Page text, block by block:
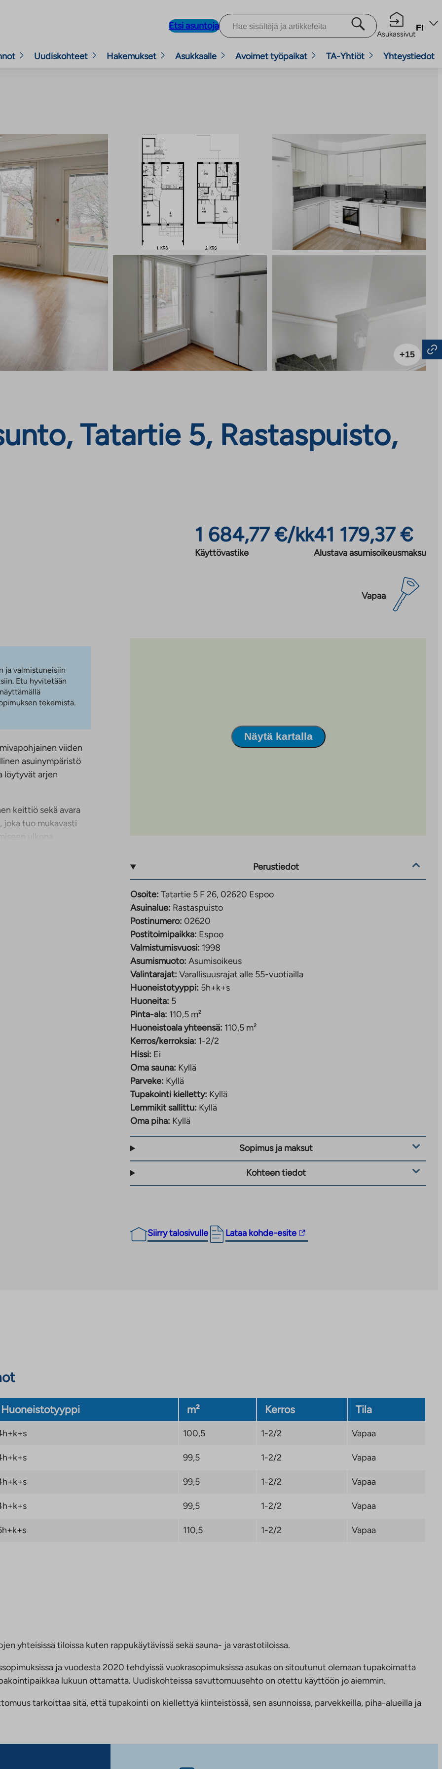
Etsi asuntoja
Asukassivut
FI
Uudiskohteet Hakemukset Asukkaalle Avoimet työpaikat TA-Yhtiöt Yhteystiedot
+15
Tatartie 5, Rastaspuisto,
1 684,77 €/kk
Käyttövastike
41 179,37 €
Alustava asumisoikeusmaksu
Vapaa
ja valmistuneisiin
Etu hyvitetään
tekemistä.
viiden
asuinympäristö
löytyvät arjen
keittiö sekä avara
joka tuo mukavasti
ulkona.
parveke. Sauna
jakautuvat tilat
asumisen
50 Mbit/s
Espoon
Näytä kartalla
Perustiedot
Osoite: Tatartie 5 F 26, 02620 Espoo
Asuinalue: Rastaspuisto
Postinumero: 02620
Postitoimipaikka: Espoo
Valmistumisvuosi: 1998
Asumismuoto: Asumisoikeus
Valintarajat: Varallisuusrajat alle 55-vuotiailla
Huoneistotyyppi: 5h+k+s
Huoneita: 5
Pinta-ala: 110,5 m²
Huoneistoala yhteensä: 110,5 m²
Kerros/kerroksia: 1-2/2
Hissi: Ei
Oma sauna: Kyllä
Parveke: Kyllä
Tupakointi kielletty: Kyllä
Lemmikit sallittu: Kyllä
Oma piha: Kyllä
Sopimus ja maksut
Kohteen tiedot
Siirry talosivulle Lataa kohde-esite
Linkki
vie
Huoneistotyyppi m² Kerros Tila
100,5 1-2/2 Vapaa
99,5 1-2/2 Vapaa
99,5 1-2/2 Vapaa
99,5 1-2/2 Vapaa
110,5 1-2/2 Vapaa
yhteisissä tiloissa kuten rappukäytävissä sekä sauna- ja varastotiloissa.
ja vuodesta 2020 tehdyissä vuokrasopimuksissa asukas on sitoutunut olemaan tupakoimatta
lukuun ottamatta. Uudiskohteissa savuttomuusehto on otettu käyttöön jo aiemmin.
tarkoittaa sitä, että tupakointi on kiellettyä kiinteistössä, sen asunnoissa, parvekkeilla, piha-alueilla ja